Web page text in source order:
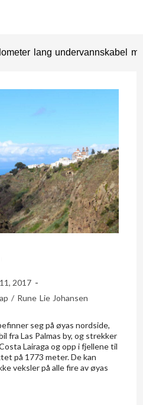
lang undervannskabel
2017
/ Rune Lie Johansen
seg på øyas nordside,
fra Las Palmas by, og strekker
Lairaga og opp i fjellene til
på 1773 meter. De kan
veksler på alle fire av øyas